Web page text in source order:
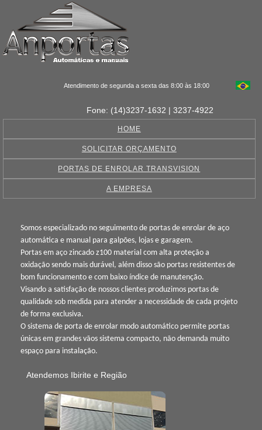
Atendimento de segunda a sexta das 8:00 às 18:00
Fone: (14)3237-1632 | 3237-4922
HOME
SOLICITAR ORÇAMENTO
PORTAS DE ENROLAR TRANSVISION
A EMPRESA
Somos especializado no seguimento de portas de enrolar de aço
automática e manual para galpões, lojas e garagem.
Portas em aço zincado z100 material com alta proteção a
oxidação sendo mais durável, além disso são portas resistentes de
bom funcionamento e com baixo índice de manutenção.
Visando a satisfação de nossos clientes produzimos portas de
qualidade sob medida para atender a necessidade de cada projeto
de forma exclusiva.
O sistema de porta de enrolar modo automático permite portas
únicas em grandes vãos sistema compacto, não demanda muito
espaço para instalação.
Atendemos Ibirite e Região